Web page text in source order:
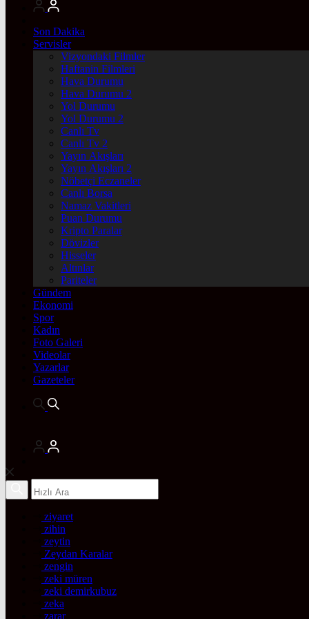
Son Dakika
Servisler
Vizyondaki Filmler
Haftanin Filmleri
Hava Durumu
Hava Durumu 2
Yol Durumu
Yol Durumu 2
Canlı Tv
Canlı Tv 2
Yayın Akışları
Yayın Akışları 2
Nöbetçi Eczaneler
Canlı Borsa
Namaz Vakitleri
Puan Durumu
Kripto Paralar
Dövizler
Hisseler
Altınlar
Pariteler
Gündem
Ekonomi
Spor
Kadın
Foto Galeri
Videolar
Yazarlar
Gazeteler
ziyaret
zihin
zeytin
Zeydan Karalar
zengin
zeki müren
zeki demirkubuz
zeka
zarar